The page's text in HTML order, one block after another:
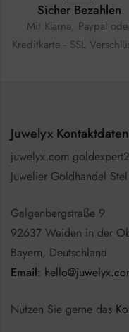
Sicher Bezahlen
Mit Klarna, Paypal
Kreditkarte - SSL
Juwelyx Kontaktdaten
juwelyx.com
Juwelier Goldhandel Stel
Galgenbergstraße 9
92637 Weiden in der
Bayern, Deutschland
Email:
Nutzen Sie gerne das